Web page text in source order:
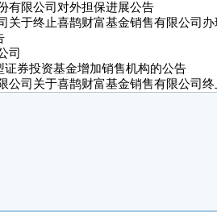
有限公司对外担保进展公告
关于终止喜鹊财富基金销售有限公司
司
证券投资基金增加销售机构的公告
公司关于喜鹊财富基金销售有限公司